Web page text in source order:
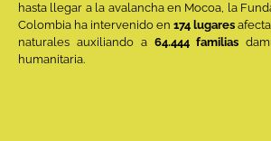
hasta llegar a la avalancha en Mocoa, la
Colombia ha intervenido en 174 lugares
naturales auxiliando a 64.444 familias
humanitaria.